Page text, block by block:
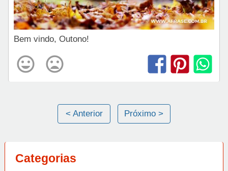
Bem vindo, Outono!
< Anterior Próximo >
Categorias